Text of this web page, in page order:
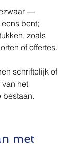
—
bent;
zoals
of offertes.
schriftelijk of
het
bestaan.
met